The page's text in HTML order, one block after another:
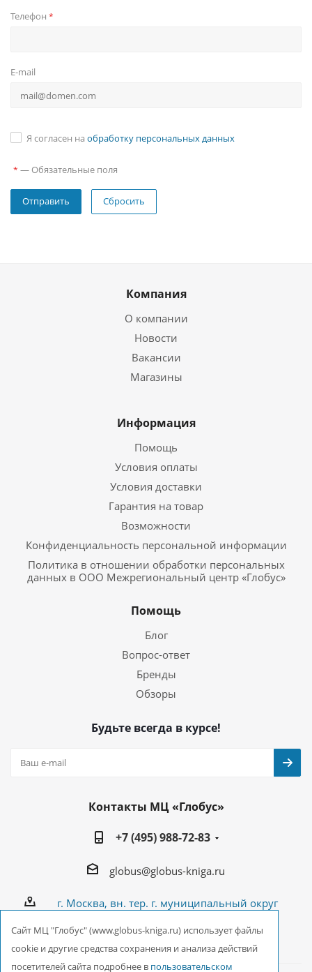
Телефон *
E-mail
Я согласен на обработку персональных данных
* — Обязательные поля
Сбросить
Компания
О компании
Новости
Вакансии
Магазины
Информация
Помощь
Условия оплаты
Условия доставки
Гарантия на товар
Возможности
Конфиденциальность персональной информации
Политика в отношении обработки персональных
данных в ООО Межрегиональный центр «Глобус»
Помощь
Блог
Вопрос-ответ
Бренды
Обзоры
Будьте всегда в курсе!
Контакты МЦ «Глобус»
+7 (495) 988-72-83
globus@globus-kniga.ru
г. Москва, вн. тер. г. муниципальный округ
Cайт МЦ "Глобус" (www.globus-kniga.ru) использует файлы
cookie и другие средства сохранения и анализа действий
посетителей сайта подробнее в пользовательском